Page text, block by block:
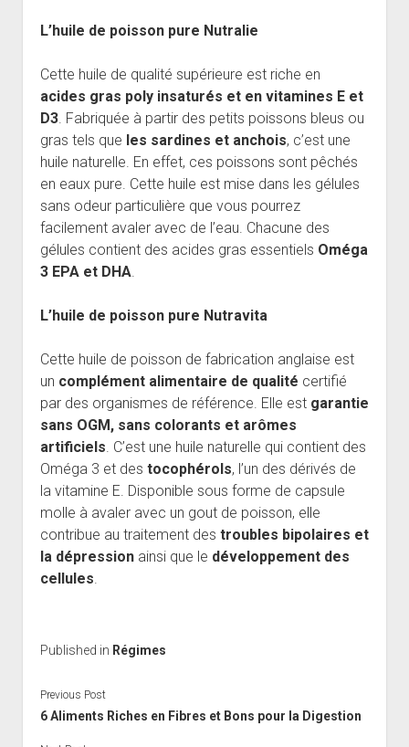
L’huile de poisson pure Nutralie
Cette huile de qualité supérieure est riche en
acides gras poly insaturés et en vitamines E et
D3. Fabriquée à partir des petits poissons bleus ou
gras tels que les sardines et anchois, c’est une
huile naturelle. En effet, ces poissons sont pêchés
en eaux pure. Cette huile est mise dans les gélules
sans odeur particulière que vous pourrez
facilement avaler avec de l’eau. Chacune des
gélules contient des acides gras essentiels Oméga
3 EPA et DHA.
L’huile de poisson pure Nutravita
Cette huile de poisson de fabrication anglaise est
un complément alimentaire de qualité certifié
par des organismes de référence. Elle est garantie
sans OGM, sans colorants et arômes
artificiels. C’est une huile naturelle qui contient des
Oméga 3 et des tocophérols, l’un des dérivés de
la vitamine E. Disponible sous forme de capsule
molle à avaler avec un gout de poisson, elle
contribue au traitement des troubles bipolaires et
la dépressionainsi que le développement des
cellules.
Published in Régimes
Previous Post
6 Aliments Riches en Fibres et Bons pour la Digestion